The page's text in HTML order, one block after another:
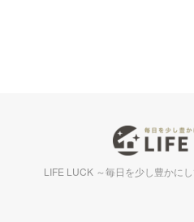
LIFE LUCK ～毎日を少し豊かに